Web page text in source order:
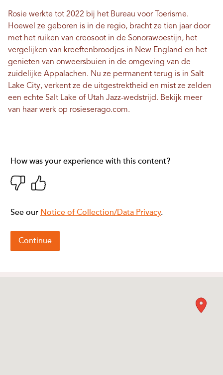
Rosie werkte tot 2022 bij het Bureau voor Toerisme.
Hoewel ze geboren is in de regio, bracht ze tien jaar door
met het ruiken van creosoot in de Sonorawoestijn, het
vergelijken van kreeftenbroodjes in New England en het
genieten van onweersbuien in de omgeving van de
zuidelijke Appalachen. Nu ze permanent terug is in Salt
Lake City, verkent ze de uitgestrektheid en mist ze zelden
een echte Salt Lake of Utah Jazz-wedstrijd. Bekijk meer
van haar werk op rosieserago.com.